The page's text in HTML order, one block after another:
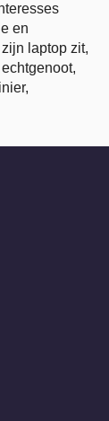
en
laptop zit,